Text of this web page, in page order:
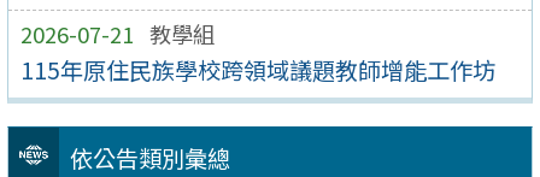
2026-07-21 教學組
115年原住民族學校跨領域議題教師增能工作坊
依公告類別彙總